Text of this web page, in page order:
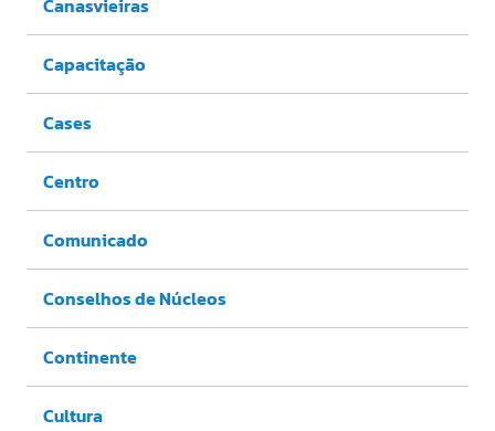
Canasvieiras
Capacitação
Cases
Centro
Comunicado
Conselhos de Núcleos
Continente
Cultura